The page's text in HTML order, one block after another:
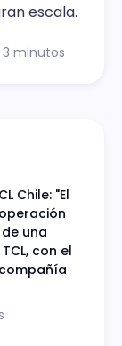
escala.
minutos
Chile: "El
una
con el